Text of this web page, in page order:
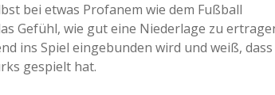
bei etwas Profanem wie dem Fußball
Gefühl, wie gut eine Niederlage zu
ins Spiel eingebunden wird und weiß, dass
gespielt hat.